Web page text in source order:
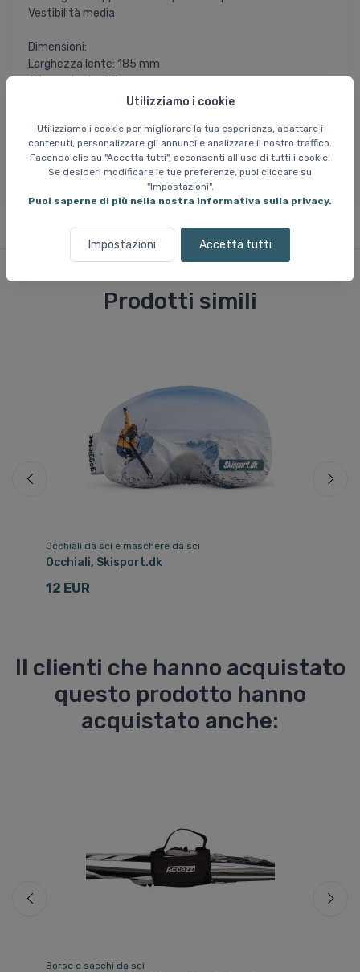
Utilizziamo i cookie
Utilizziamo i cookie per migliorare la tua esperienza, adattare i
contenuti, personalizzare gli annunci e analizzare il nostro traffico.
Facendo clic su "Accetta tutti", acconsenti all'uso di tutti i cookie.
Se desideri modificare le tue preferenze, puoi cliccare su
"Impostazioni".
Puoi saperne di più nella nostra informativa sulla privacy.
Impostazioni Accetta tutti
Vestibilità media
Dimensioni:
Larghezza lente: 185 mm
Altezza lente: 95 mm
Larghezza naso: 65 mm
FINE SALDI
= Il prezzo dell'articolo è ridotto in modo
permanente e non sarà più disponibile una volta esaurite le
scorte attuali. Le taglie non disponibili non possono essere
Prodotti simili
Occhiali da sci e maschere da sci
Occhiali, Skisport.dk
12 EUR
Il clienti che hanno acquistato
questo prodotto hanno
acquistato anche:
Borse e sacchi da sci